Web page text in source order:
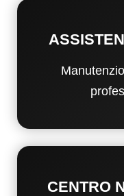
CENTRO